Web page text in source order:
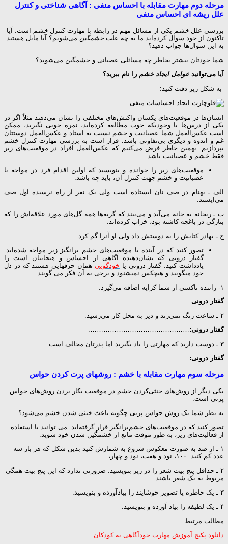
مرحله دوم مهارت مقابله با احساس منفی : آگاهی شناختی و کنترل
علل ریشه ای احساس منفی
بررسی علل خشم یکی از مسائل مهم در رابطه با مهارت کنترل خشم است. آیا
تاکنون از خود سوال کرده‌اید ما به چه علت خشمگین می‌شویم؟ آیا مایل هستید
به این سوال‌ها جواب دهید؟
شما خودتان بیشتر بخاطر چه مسائلی عصبانی و خشمگین می‌شوید؟
آیا می‌توانید عوامل ایجاد خشم را نام ببرید؟
به شکل زیر دقت کنید:
انسان‌ها در موقعیت‌های یکسان واکنش‌های مختلفی را نشان می‌دهند مثلاً اگر در
یکی از درس‌ها با وجودیکه خوب مطالعه کرده‌اید، نمره خوبی نگیرید، ممکن
است عکس‌العمل شما عصبانیت و خشم نسبت به استاد و عکس‌العمل دوستتان
غم و اندوه و دیگری بی‌تفاوتی باشد. قرار است به بررسی مهارت کنترل خشم
بپردازیم. بهمین خاطر فرض می‌کنیم که عکس‌العمل افراد در موقعیت‌های زیر
فقط خشم و عصبانیت باشد.
موقعیت‌های زیر را خوانده و بنویسید که اولین اقدام فرد در مواجه با
عصبانیت و خشم جهت کنترل آن، باید چه باشد.
الف ـ بهنام در صف نان ایستاده است ولی یک نفر از راه نرسیده اول صف
می‌ایستد.
ب ـ ریحانه به خانه می‌آید و می‌بیند که گربه‌ها همه گل‌های مورد علاقه‌اش را که
بتازگی در باغچه کاشته بود، خراب کرده‌اند.
ج ـ بهادر کتابش را به دوستش داد ولی او آنرا گم کرد.
تصور کنید که در آینده با موقعیت‌های خشم برانگیز زیر مواجه شده‌اید.
گفتار درونی که نشان‌دهنده آگاهی از احساس و هیجانتان است را
یادداشت کنید. گفتار درونی یا خودگویی همان حرفهایی هستند که در دل
خود میگویید و هیچکس نمیشنود و برخی به آن فکر می گویند.
۱- راننده تاکسی از شما کرایه اضافه می‌گیرد.
گفتار درونی:……………………………………….
۲ ـ ساعت زنگ نمی‌زند و دیر به محل کار می‌رسید.
گفتار درونی:……………………………………….
۳ ـ دوست دارید که مهارتی را یاد بگیرید اما پدرتان مخالف است.
گفتار درونی: ……………………………………….
مرحله سوم مهارت مقابله با خشم : روشهای پرت کردن حواس
یکی دیگر از روش‌های خنثی‌کردن خشم در موقعیت بکار بردن روش‌های حواس
پرتی است.
به نظر شما یک روش حواس پرتی چگونه باعث خنثی شدن خشم می‌شود؟
تصور کنید که در موقعیت‌های خشم‌برانگیز قرار گرفته‌اید. می توانید با استفاده
از فعالیت‌های زیر، به طور موقت مانع از خشمگین شدن خود شوید.
۱ ـ از صد به صورت معکوس شروع به شمارش کنید بدین شکل که هر بار سه
عدد کم کنید: ۱۰۰، نود و هفت، نود و چهار، …
۲ ـ حداقل پنج بیت شعر را در زیر بنویسید. ضرورتی ندارد که این پنج بیت همگی
مربوط به یک شعر باشند.
۳ ـ یک خاطره یا تصویر خوشایند را بیادآورده و بنویسید.
۴ ـ یک لطیفه را بیاد آ‌ورده و بنویسید.
مطالب مرتبط
دانلود پکیج آموزش مهارت خودآگاهی به کودکان